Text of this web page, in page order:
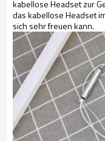
kabellose Headset zur
das kabellose Headset
sich sehr freuen kann.